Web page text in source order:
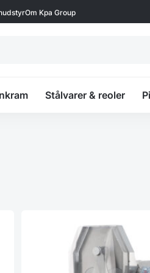
Om Kpa Group
Stålvarer & reoler